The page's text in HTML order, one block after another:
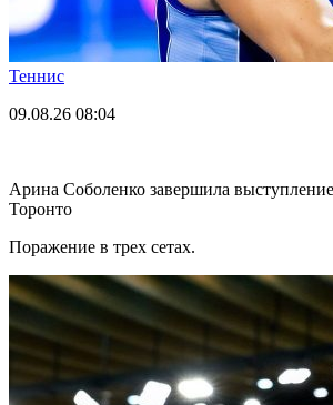
Теннис
09.08.26 08:04
Арина Соболенко завершила
Торонто
Поражение в трех сетах.